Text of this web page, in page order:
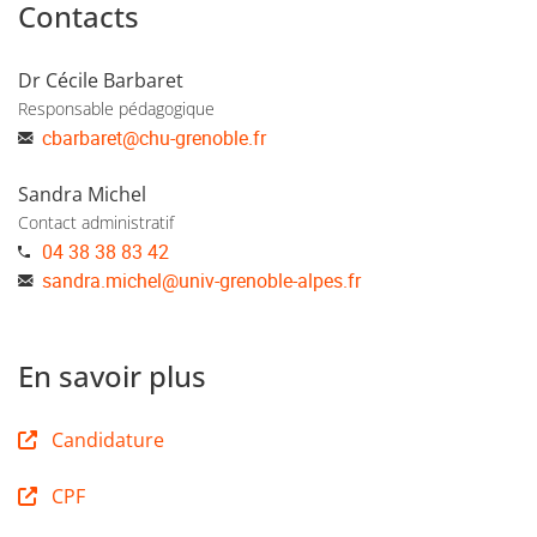
Contacts
Dr Cécile Barbaret
Responsable pédagogique
cbarbaret@chu-grenoble.fr
Sandra Michel
Contact administratif
04 38 38 83 42
sandra.michel@univ-grenoble-alpes.fr
En savoir plus
Candidature
CPF